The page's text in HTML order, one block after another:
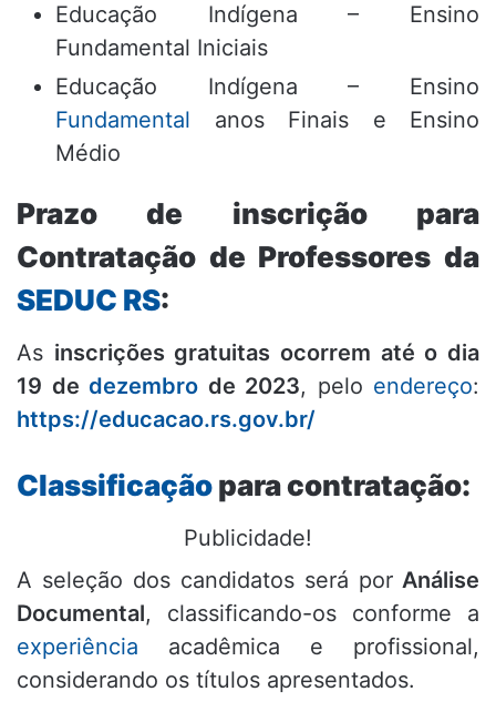
Educação Indígena – Ensino
Fundamental Iniciais
Educação Indígena – Ensino
Fundamental anos Finais e Ensino
Médio
Prazo de inscrição para
Contratação de Professores da
SEDUC RS:
As inscrições gratuitas ocorrem até o dia
19 de dezembro de 2023, pelo endereço:
https://educacao.rs.gov.br/
Classificaçãopara contratação:
Publicidade!
A seleção dos candidatos será por Análise
Documental, classificando-os conforme a
experiência acadêmica e profissional,
considerando os títulos apresentados.